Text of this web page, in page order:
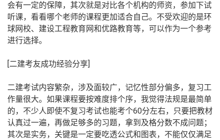
会有一定的保障，其次就是对比各个机构的师资，参加下试
听课，看看哪个老师的课程更加适合自己。不受欢迎的是环
球网校、建设工程教育网和优路教育等，可以作为一个参考
进行选择。
[二建考友成功经验分享]
二建考试内容繁杂，涉及面较广，记忆性部分偏多，复习工
作量很大。如果课程要按难度排个序，我觉得法规是最简单
的，不少人即使不复习考试也能考个60分左右，只要把教材
认真过一遍，再做足够多的习题，拿到及格分数不成问题；
其次是实务，关键是一定要吃透公式和图表，不能仅仅满足